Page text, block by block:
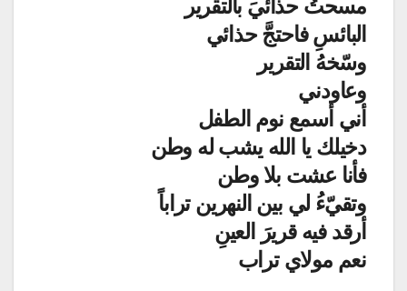
مسحتُ حذائيَ بالتقرير
البائسِ فاحتجَّ حذائي
وسّخهُ التقرير
وعاودني
أني أسمع نوم الطفل
دخيلك يا الله يشب له وطن
فأنا عشت بلا وطن
وتقيّءُ لي بين النهرين تراباً
أرقد فيه قريرَ العينِ
نعم مولاي تراب